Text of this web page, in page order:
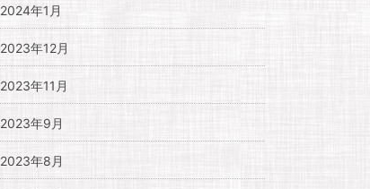
2024年1月
2023年12月
2023年11月
2023年9月
2023年8月